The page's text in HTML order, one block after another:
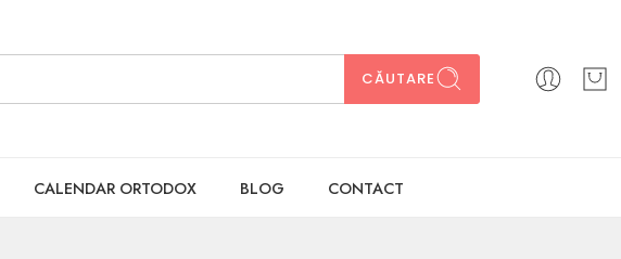
CĂUTARE
CALENDAR ORTODOX BLOG CONTACT